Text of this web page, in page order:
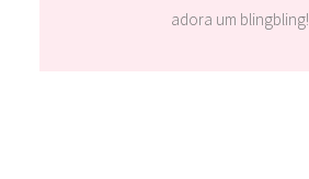
adora um blingbling!